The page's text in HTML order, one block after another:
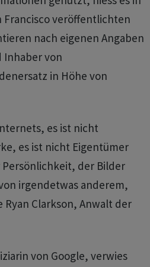
Francisco veröffentlichten
nach eigenen Angaben
von
in Höhe von
es ist nicht
es ist nicht Eigentümer
der Bilder
irgendetwas anderem,
Clarkson, Anwalt der
von Google, verwies